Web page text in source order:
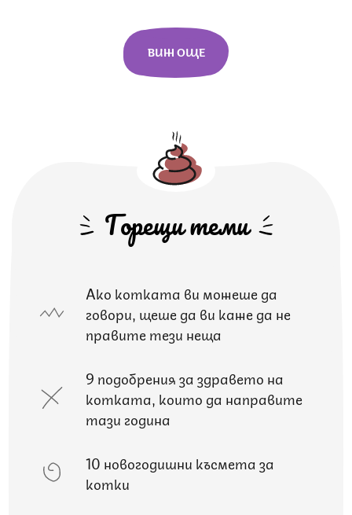
ВИЖ ОЩЕ
Горещи теми
Ако котката ви можеше да
говори, щеше да ви каже да не
правите тези неща
9 подобрения за здравето на
котката, които да направите
тази година
10 новогодишни късмета за
котки